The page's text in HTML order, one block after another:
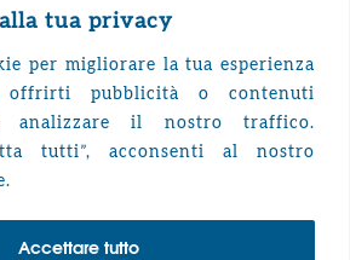
tua privacy
per migliorare la tua esperienza
offrirti pubblicità o contenuti
analizzare il nostro traffico.
tutti”, acconsenti al nostro
Accettare tutto